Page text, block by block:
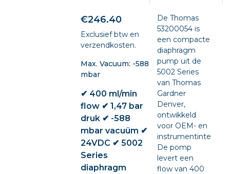
€246.40
Exclusief btw en
verzendkosten.
Max. Vacuum: -588
mbar
✔ 400 ml/min
flow ✔ 1,47 bar
druk ✔ -588
mbar vacuüm ✔
24VDC ✔ 5002
Series
diaphragm
De Thomas
53200054 is
een compacte
diaphragm
pump uit de
5002 Series
van Thomas
Gardner
Denver,
ontwikkeld
voor OEM- en
De pomp
levert een
flow van 400